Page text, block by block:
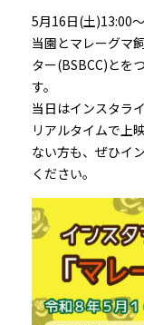
5月16日(土)13:00
当園とマレーグマ
ター(BSBCC)とを
す。
当日はインスタラ
リアルタイムで上
ない方も、ぜひイ
ください。